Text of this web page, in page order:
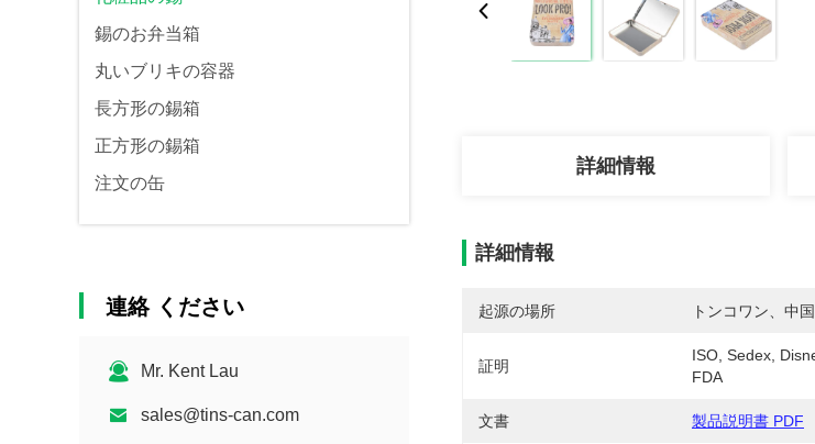
錫のお弁当箱
丸いブリキの容器
長方形の錫箱
正方形の錫箱
注文の缶
連絡 ください
Mr. Kent Lau
sales@tins-can.com
詳細情報
詳細情報
起源の場所 トンコワン、中国
証明
ISO, Sedex,
FDA
文書 製品説明書 PDF